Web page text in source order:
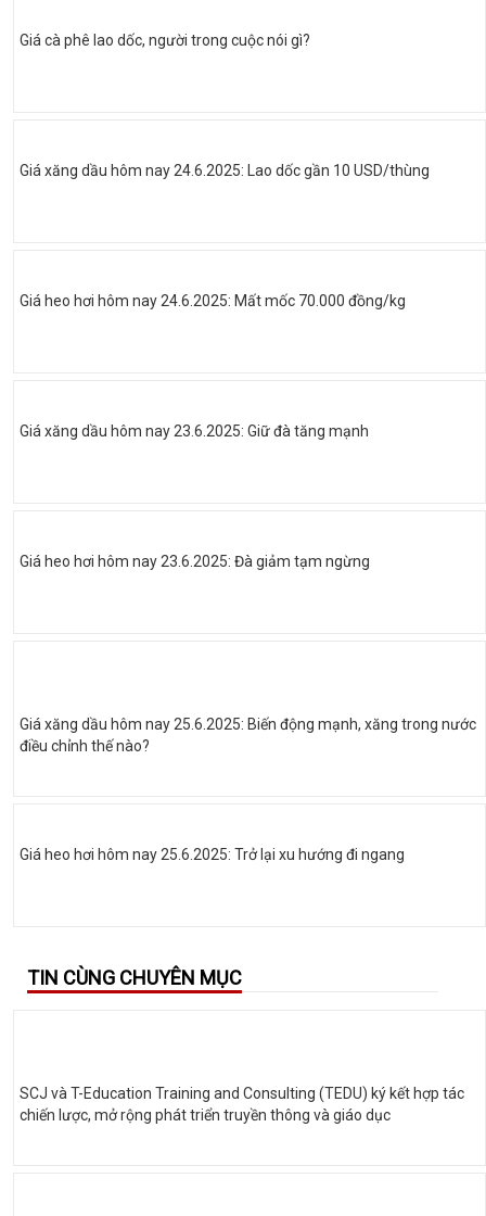
Giá cà phê lao dốc, người trong cuộc nói gì?
Giá xăng dầu hôm nay 24.6.2025: Lao dốc gần 10 USD/thùng
Giá heo hơi hôm nay 24.6.2025: Mất mốc 70.000 đồng/kg
Giá xăng dầu hôm nay 23.6.2025: Giữ đà tăng mạnh
Giá heo hơi hôm nay 23.6.2025: Đà giảm tạm ngừng
Giá xăng dầu hôm nay 25.6.2025: Biến động mạnh, xăng trong nước
điều chỉnh thế nào?
Giá heo hơi hôm nay 25.6.2025: Trở lại xu hướng đi ngang
TIN CÙNG CHUYÊN MỤC
SCJ và T-Education Training and Consulting (TEDU) ký kết hợp tác
chiến lược, mở rộng phát triển truyền thông và giáo dục